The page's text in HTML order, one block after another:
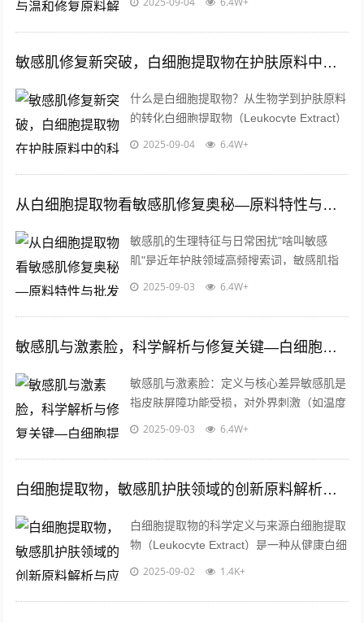
敏感肌修复新突破，白细胞提取物在护肤原料中的科学应用与批发指南
什么是白细胞提取物？从生物学到护肤原料
的转化白细胞提取物（Leukocyte Extract）
是一种通过生物技术从白细胞中分离出的活
2025-09-04 6.4W+
从白细胞提取物看敏感肌修复奥秘—原料特性与批发应用解析
敏感肌的生理特征与日常困扰"啥叫敏感
肌"是近年护肤领域高频搜索词，敏感肌指
皮肤屏障功能受损、角质层薄弱的脆弱肤
研...
2025-09-03 6.4W+
敏感肌与激素脸，科学解析与修复关键—白细胞提取物的应用价值
敏感肌与激素脸：定义与核心差异敏感肌是
指皮肤屏障功能受损，对外界刺激（如温度
变化、化学成分、紫外线等）反应过激的皮
2025-09-03 6.4W+
白细胞提取物，敏感肌护肤领域的创新原料解析与应用前景
白细胞提取物的科学定义与来源白细胞提取
物（Leukocyte Extract）是一种从健康白细
胞中分离纯化的生物活性成分集合体，包含
2025-09-02 1.4K+